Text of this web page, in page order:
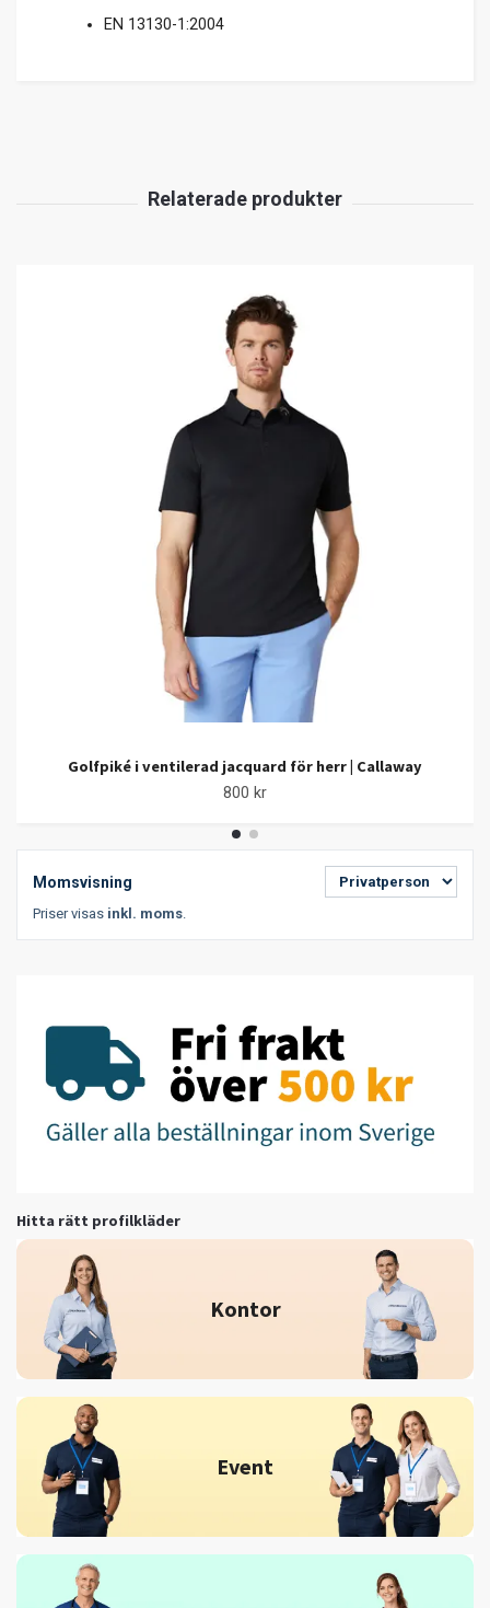
Momsvisning
Priser visas inkl. moms.
Hitta rätt profilkläder
Kontor
Event
EN 13130-1:2004
Golfpiké i ventilerad jacquard för herr | Callaway
800 kr